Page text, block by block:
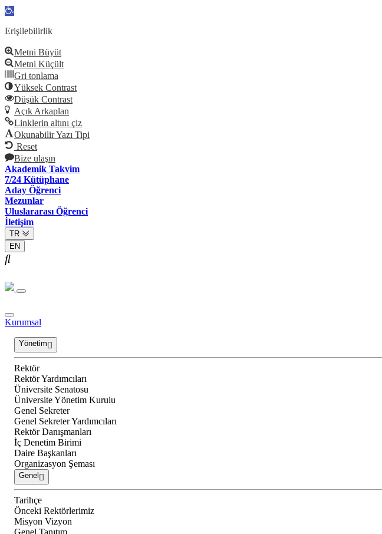
Open
Erişilebilirlik
Metni Büyüt
Metni Küçült
Gri tonlama
Yüksek Contrast
Düşük Contrast
Açık Arkaplan
Linklerin altını çiz
Okunabilir Yazı Tipi
Reset
Bize ulaşın
Akademik Takvim
7/24 Kütüphane
Aday Öğrenci
Mezunlar
Uluslararası Öğrenci
İletişim
TR
EN
Kurumsal
Yönetim
Rektör
Rektör Yardımcıları
Üniversite Senatosu
Üniversite Yönetim Kurulu
Genel Sekreter
Genel Sekreter Yardımcıları
Rektör Danışmanları
İç Denetim Birimi
Daire Başkanları
Organizasyon Şeması
Genel
Tarihçe
Önceki Rektörlerimiz
Misyon Vizyon